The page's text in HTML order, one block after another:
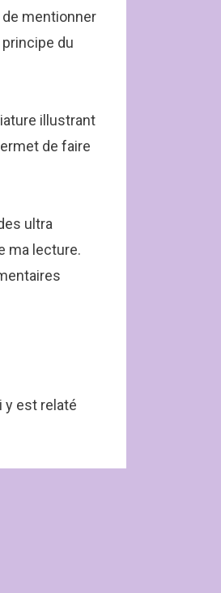
de mentionner
du
illustrant
de faire
ultra
ma lecture.
y est relaté